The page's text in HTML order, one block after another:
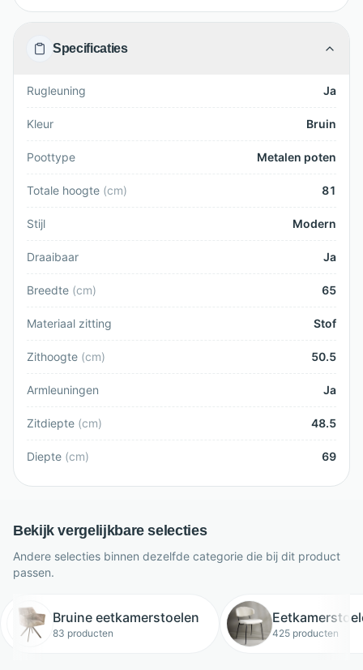
Specificaties
Rugleuning Ja
Kleur Bruin
Poottype Metalen poten
Totale hoogte (cm) 81
Stijl Modern
Draaibaar Ja
Breedte (cm) 65
Materiaal zitting Stof
Zithoogte (cm) 50.5
Armleuningen Ja
Zitdiepte (cm) 48.5
Diepte (cm) 69
Bekijk vergelijkbare selecties
Andere selecties binnen dezelfde categorie die bij dit product
passen.
Bruine eetkamerstoelen
83 producten 425 producten